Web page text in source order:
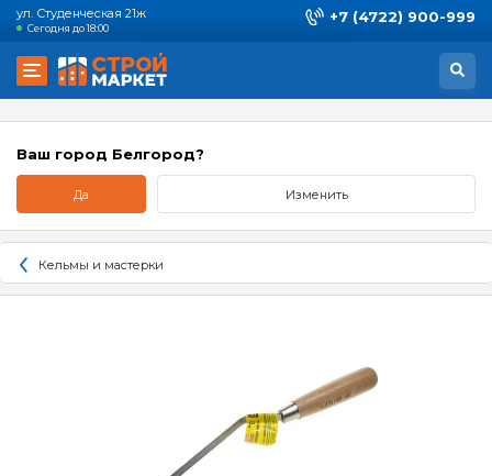
ул. Студенческая 21ж
Сегодня до 18:00
+7 (4722) 900-999
Ваш город Белгород?
Да Изменить
Кельмы и мастерки